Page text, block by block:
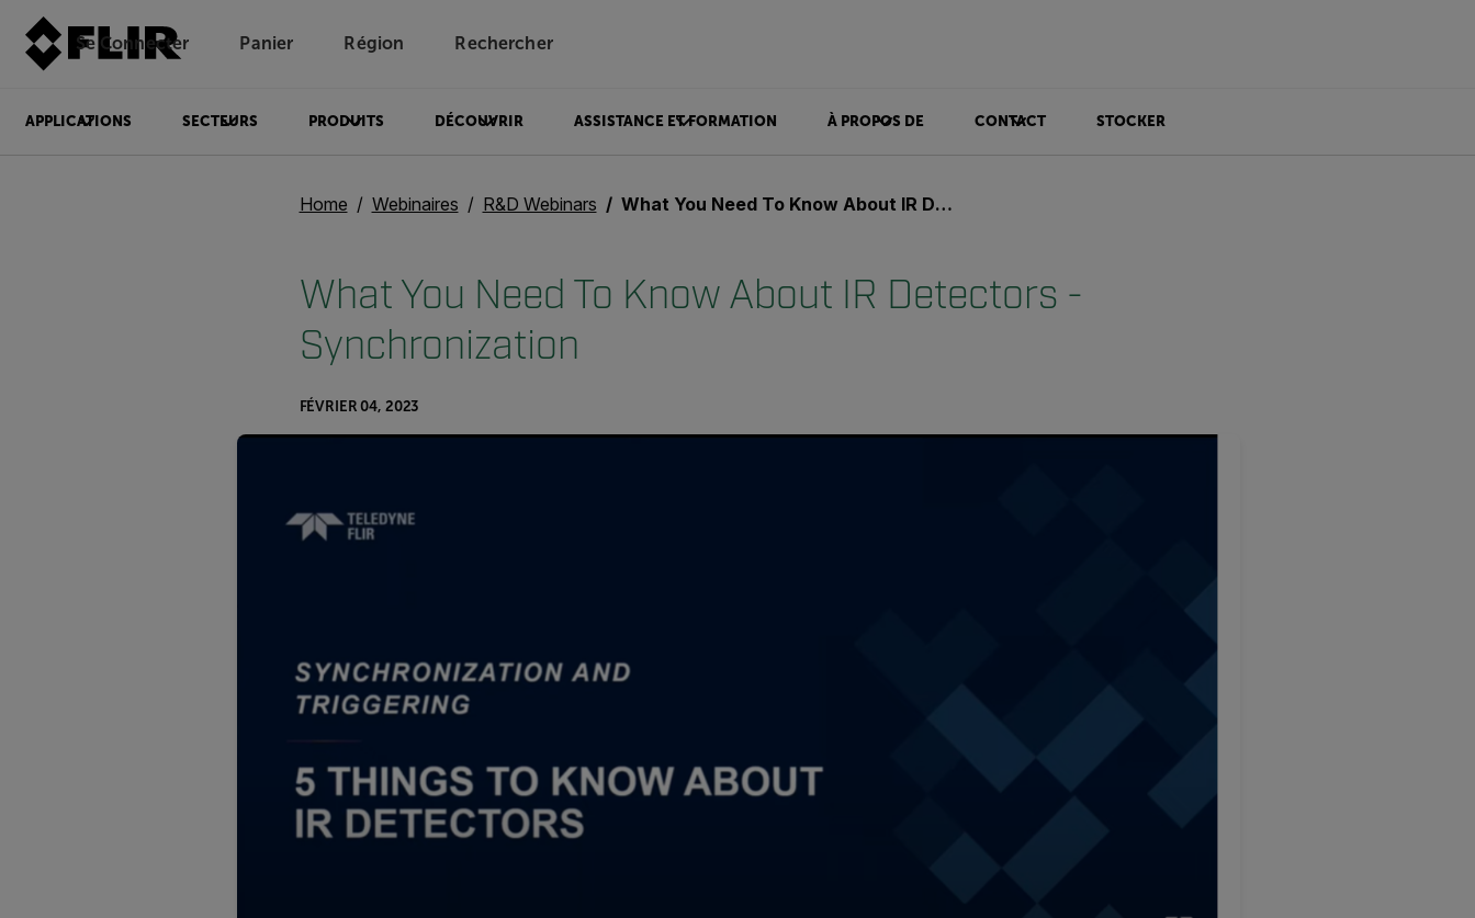
Se Connecter Unread messages
Panier Région Rechercher
APPLICATIONS SECTEURS PRODUITS DÉCOUVRIR ASSISTANCE ET FORMATION À PROPOS DE CONTACT STOCKER
Home Webinaires R&D Webinars What You Need To Know About IR Detectors - Synchronization
What You Need To Know About IR Detectors -
Synchronization
FÉVRIER 04, 2023